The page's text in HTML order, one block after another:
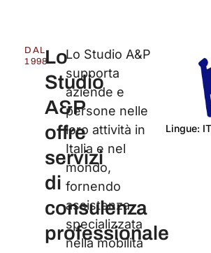
DAL
1998Lo
Studio
A&P
offre
servizi
di
consulenza
professionale
Lo Studio A&P
supporta
aziende e
persone nelle
loro attività in
Italia e nel
mondo,
fornendo
assistenza
specializzata
nella mobilità
Lingue: